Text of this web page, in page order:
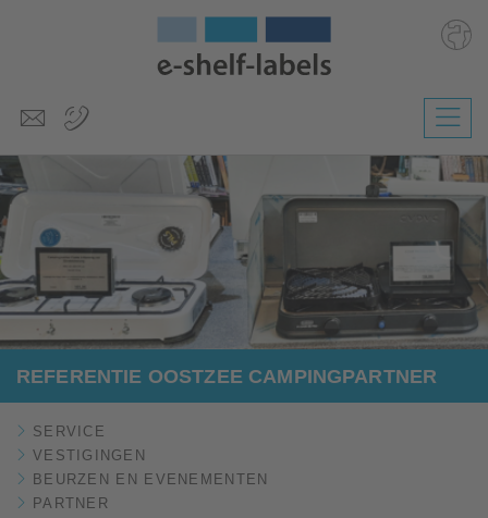
Česky
Slovenščina
REFERENTIE OOSTZEE CAMPINGPARTNER
SERVICE
VESTIGINGEN
BEURZEN EN EVENEMENTEN
PARTNER